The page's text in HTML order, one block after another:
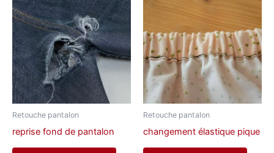
Retouche pantalon
reprise fond de pantalon
Retouche pantalon
changement élastique pique